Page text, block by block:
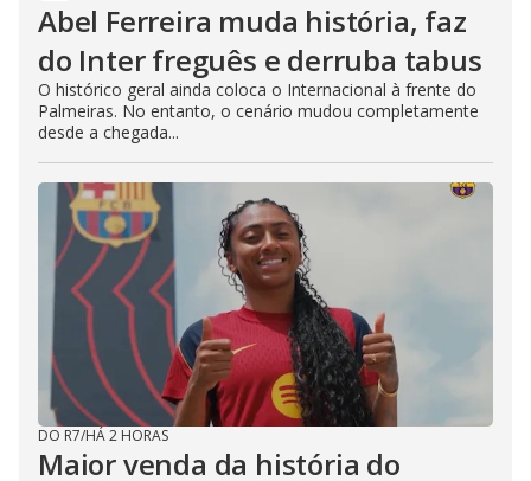
Abel Ferreira muda história, faz
do Inter freguês e derruba tabus
O histórico geral ainda coloca o Internacional à frente do
Palmeiras. No entanto, o cenário mudou completamente
desde a chegada...
DO R7/HÁ 2 HORAS
Maior venda da história do